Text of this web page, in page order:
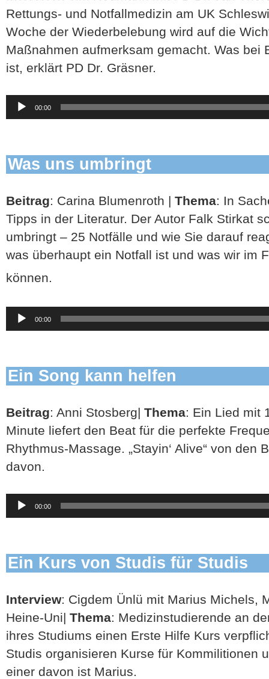
Rettungs- und Notfallmedizin am UK
Woche der Wiederbelebung wird auf die
Maßnahmen aufmerksam gemacht. Was bei
ist, erklärt PD Dr. Gräsner.
Audio-
Player
00:00
Was uns umbringt
Beitrag: Carina Blumenroth | Thema: In
Tipps in der Literatur. Der Autor Falk Stirkat
umbringt – 25 Notfälle und wie Sie darauf
was überhaupt ein Notfall ist und was wir im
können.
Audio-
Player
00:00
Ein Song kann helfen
Beitrag: Anni Stosberg| Thema: Ein Lied mit
Minute liefert den Beat für die perfekte
Rhythmus-Massage. „Stayin‘ Alive“ von den
davon.
Audio-
Player
00:00
Ein Kurs von Studis für Studis
Interview: Cigdem Ünlü mit Marius Michels,
Heine-Uni| Thema: Medizinstudierende an
ihres Studiums einen Erste Hilfe Kurs
Studis organisieren Kurse für Kommilitionen
einer davon ist Marius.